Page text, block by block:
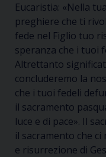
Eucaristia: «Nella
preghiere che ti
fede nel Figlio tuo
speranza che i tuoi
Altrettanto
concluderemo la
che i tuoi fedeli
il sacramento
luce e di pace». Il
il sacramento che
e risurrezione di